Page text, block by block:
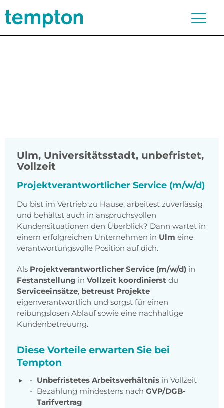
Ulm, Universitätsstadt, unbefristet,
Vollzeit
Projektverantwortlicher Service (m/w/d)
Du bist im Vertrieb zu Hause, arbeitest zuverlässig
und behältst auch in anspruchsvollen
Kundensituationen den Überblick? Dann wartet in
einem erfolgreichen Unternehmen in Ulm eine
verantwortungsvolle Position auf dich.
Als Projektverantwortlicher Service (m/w/d) in
Festanstellung in Vollzeit koordinierst du
Serviceeinsätze, betreust Projekte
eigenverantwortlich und sorgst für einen
reibungslosen Ablauf sowie eine nachhaltige
Kundenbetreuung.
Diese Vorteile erwarten Sie bei
Tempton
Unbefristetes Arbeitsverhältnis in Vollzeit
Bezahlung mindestens nach GVP/DGB-
Tarifvertrag